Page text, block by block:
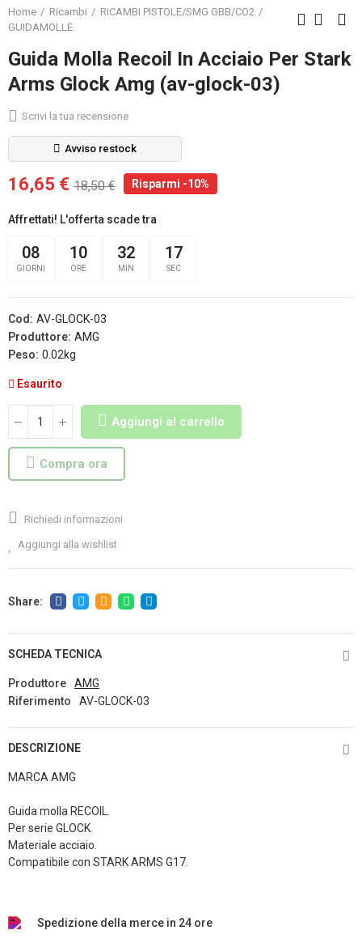
Home Ricambi
RICAMBI PISTOLE/SMG GBB/CO2
GUIDAMOLLE
Guida Molla Recoil In Acciaio Per Stark
Arms Glock Amg (av-glock-03)
Scrivi la tua recensione
Avviso restock
16,65 € 18,50 € Risparmi -10%
Affrettati! L'offerta scade tra
08
GIORNI
10
ORE
32
MIN
16
SEC
Cod: AV-GLOCK-03
Produttore: AMG
Peso: 0.02kg
Esaurito
Aggiungi al carrello
Compra ora
Richiedi informazioni
Aggiungi alla wishlist
SCHEDA TECNICA
Produttore
AMG
Riferimento
AV-GLOCK-03
DESCRIZIONE
MARCA AMG
Guida molla RECOIL.
Per serie GLOCK.
Materiale acciaio.
Compatibile con STARK ARMS G17.
Spedizione della merce in 24 ore